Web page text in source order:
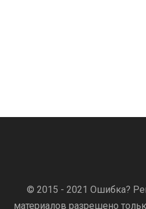
© 2015 - 2021 Ошибка?
материалов разрешено